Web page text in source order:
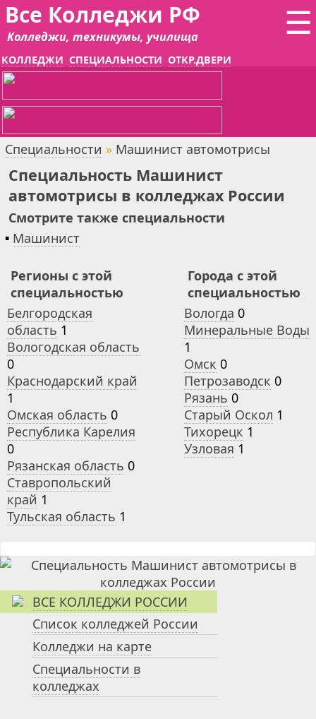
☰
Все Колледжи РФ
Колледжи, техникумы, училища
КОЛЛЕДЖИ СПЕЦИАЛЬНОСТИ ОТКР.ДВЕРИ
Специальности » Машинист автомотрисы
Специальность Машинист
автомотрисы в колледжах России
Смотрите также специальности
▪ Машинист
Регионы с этой
специальностью
Белгородская
область 1
Вологодская область
0
Краснодарский край
1
Омская область 0
Республика Карелия
0
Рязанская область 0
Ставропольский
край 1
Тульская область 1
Города с этой
специальностью
Вологда 0
Минеральные Воды
1
Омск 0
Петрозаводск 0
Рязань 0
Старый Оскол 1
Тихорецк 1
Узловая 1
ВСЕ КОЛЛЕДЖИ РОССИИ
Список колледжей России
Колледжи на карте
Специальности в
колледжах